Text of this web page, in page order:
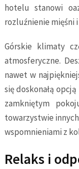
hotelu stanowi
rozluźnienie mięśni
Górskie klimaty
atmosferyczne.
nawet w
się doskonałą
zamkniętym
towarzystwie
wspomnieniami z
Relaks i